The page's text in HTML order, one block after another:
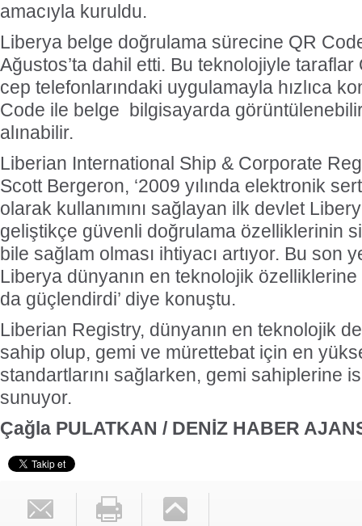
amacıyla kuruldu.
Liberya belge doğrulama sürecine QR
Ağustos’ta dahil etti. Bu teknolojiyle
cep telefonlarındaki uygulamayla hızlıca
Code ile belge bilgisayarda görüntülenebilir
alınabilir.
Liberian International Ship & Corporate
Scott Bergeron, ‘2009 yılında elektronik
olarak kullanımını sağlayan ilk devlet
geliştikçe güvenli doğrulama özelliklerinin
bile sağlam olması ihtiyacı artıyor. Bu son
Liberya dünyanın en teknolojik
da güçlendirdi’ diye konuştu.
Liberian Registry, dünyanın en teknolojik
sahip olup, gemi ve mürettebat için en
standartlarını sağlarken, gemi sahiplerine
sunuyor.
Çağla PULATKAN / DENİZ HABER